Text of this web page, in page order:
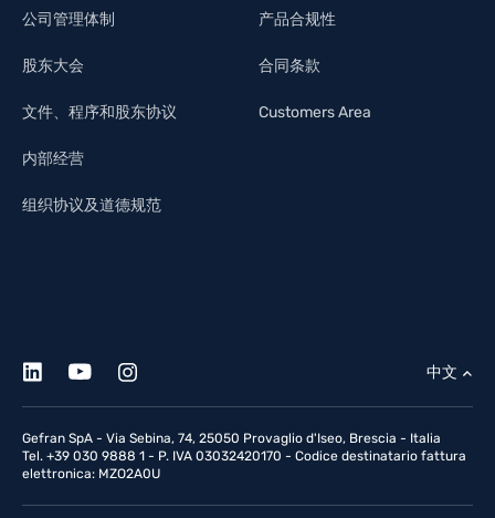
公司管理体制
股东大会
文件、程序和股东协议
内部经营
组织协议及道德规范
产品合规性
合同条款
Customers Area
Gefran SpA - Via Sebina, 74, 25050 Provaglio d'Iseo, Brescia - Italia
Tel. +39 030 9888 1 - P. IVA 03032420170 - Codice destinatario fattura
elettronica: MZO2A0U
中文